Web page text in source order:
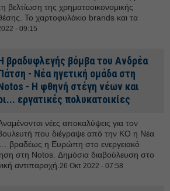
βελτίωση της χρηματοοικονομικής
Το χαρτοφυλάκιο brands και τα
- 09:15
βραδυφλεγής βόμβα του Ανδρέα
- Νέα ηγετική ομάδα στη
- Η φθηνή στέγη νέων και
εργατικές πολυκατοικίες
νέες αποκαλύψεις για τον
που διέγραψε από την ΚΟ η Νέα
βραδέως η Ευρώπη στο ενεργειακό
στη Notos. Δημόσια διαβούλευση στο
αντιπαροχή. 26 Οκτ 2022 - 07:58